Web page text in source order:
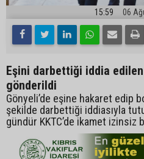
15:59 06
Eşini darbettiği iddia
gönderildi
Gönyeli’de eşine hakaret edip
şekilde darbettiği iddiasıyla
gündür KKTC’de ikamet